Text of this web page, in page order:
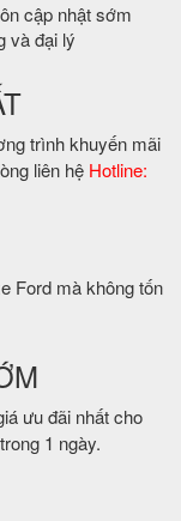
cập nhật sớm
và đại lý
trình khuyến mãi
liên hệ Hotline:
Ford mà không tốn
ưu đãi nhất cho
1 ngày.